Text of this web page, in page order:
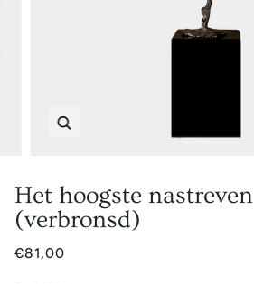
Het hoogste nastreven
(verbronsd)
€81,00